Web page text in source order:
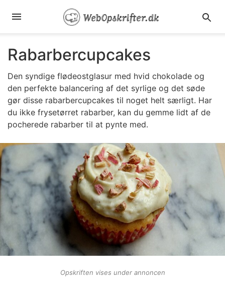
Rabarbercupcakes
Den syndige flødeostglasur med hvid chokolade og
den perfekte balancering af det syrlige og det søde
gør disse rabarbercupcakes til noget helt særligt. Har
du ikke frysetørret rabarber, kan du gemme lidt af de
pocherede rabarber til at pynte med.
Opskriften vises under annoncen